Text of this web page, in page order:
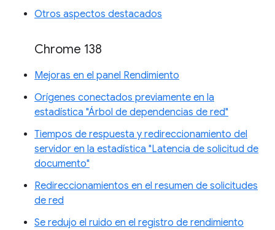
Otros aspectos destacados
Chrome 138
Mejoras en el panel Rendimiento
Orígenes conectados previamente en la
estadística "Árbol de dependencias de red"
Tiempos de respuesta y redireccionamiento del
servidor en la estadística "Latencia de solicitud de
documento"
Redireccionamientos en el resumen de solicitudes
de red
Se redujo el ruido en el registro de rendimiento